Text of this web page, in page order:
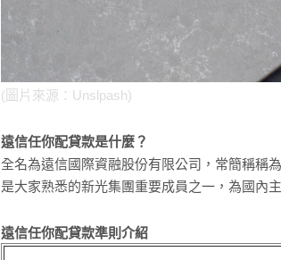
(圖片來源：Unslpash)
遠信任你配貸款是什麼？
全名為遠信國際資融股份有限公司，常簡稱稱
是大家熟悉的新光集團重要成員之一，為國內
遠信任你配貸款準則介紹